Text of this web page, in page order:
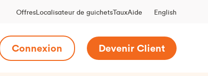
OffresLocalisateur de guichetsTauxAide English
Connexion Devenir Client